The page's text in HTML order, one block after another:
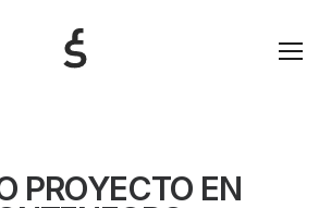
PROYECTO EN